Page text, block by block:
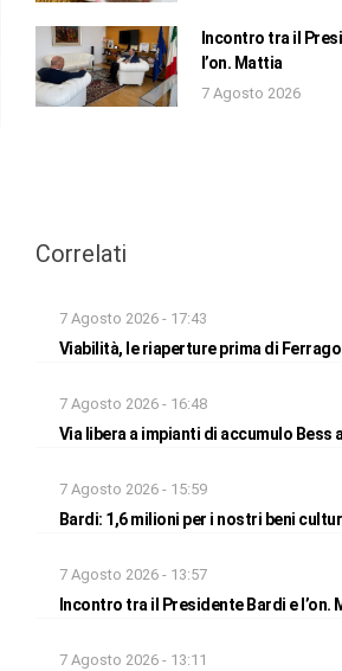
Incontro tra il
l’on. Mattia
7 Agosto 2026
Correlati
7 Agosto 2026 - 17:43
Viabilità, le riaperture prima di
7 Agosto 2026 - 16:48
Via libera a impianti di accumulo Bess
7 Agosto 2026 - 15:59
Bardi: 1,6 milioni per i nostri beni
7 Agosto 2026 - 13:57
Incontro tra il Presidente Bardi e l’on.
7 Agosto 2026 - 13:11